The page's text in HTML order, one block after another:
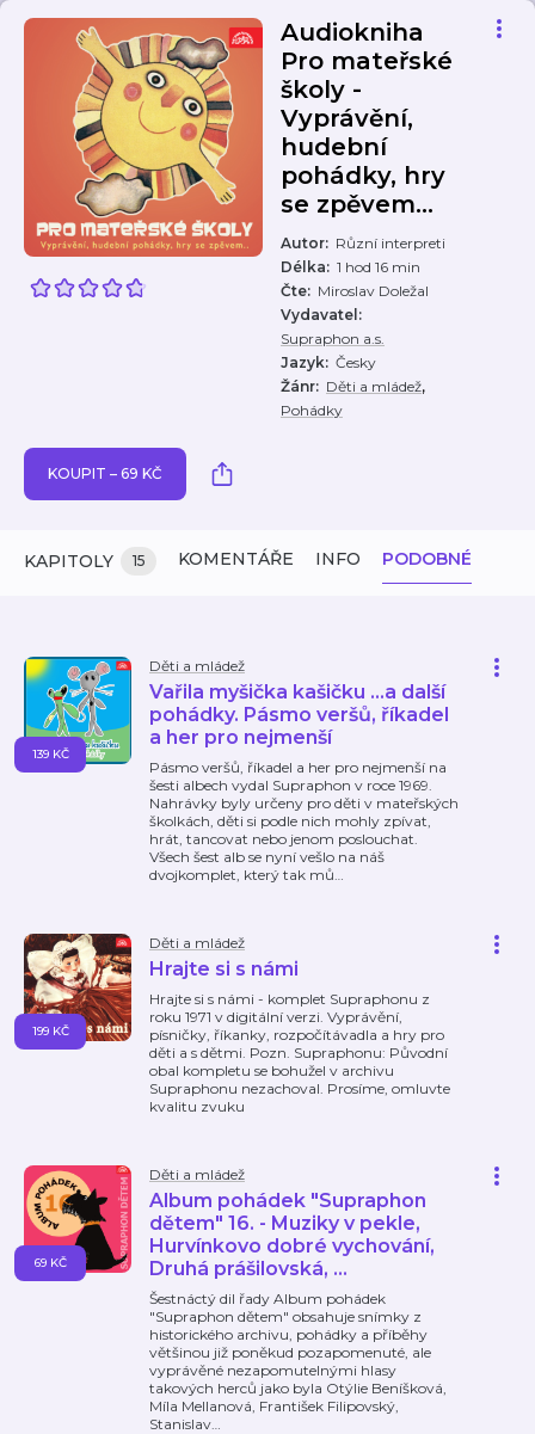
Audiokniha
Pro mateřské
školy -
Vyprávění,
hudební
pohádky, hry
se zpěvem...
Autor: Různí interpreti
Délka: 1 hod 16 min
Čte: Miroslav Doležal
Vydavatel :
Supraphon a.s.
Jazyk: Česky
Žánr: Děti a mládež,
Pohádky
KOUPIT – 69 KČ
KAPITOLY 15 KOMENTÁŘE INFO PODOBNÉ
Děti a mládež
Vařila myšička kašičku ...a další
pohádky. Pásmo veršů, říkadel
a her pro nejmenší
Pásmo veršů, říkadel a her pro nejmenší na
šesti albech vydal Supraphon v roce 1969.
Nahrávky byly určeny pro děti v mateřských
školkách, děti si podle nich mohly zpívat,
hrát, tancovat nebo jenom poslouchat.
Všech šest alb se nyní vešlo na náš
dvojkomplet, který tak mů…
139 KČ
Děti a mládež
Hrajte si s námi
Hrajte si s námi - komplet Supraphonu z
roku 1971 v digitální verzi. Vyprávění,
písničky, říkanky, rozpočítávadla a hry pro
děti a s dětmi. Pozn. Supraphonu: Původní
obal kompletu se bohužel v archivu
Supraphonu nezachoval. Prosíme, omluvte
kvalitu zvuku
199 KČ
Děti a mládež
Album pohádek "Supraphon
dětem" 16. - Muziky v pekle,
Hurvínkovo dobré vychování,
Druhá prášilovská, ...
Šestnáctý dil řady Album pohádek
"Supraphon dětem" obsahuje snímky z
historického archivu, pohádky a příběhy
většinou již poněkud pozapomenuté, ale
vyprávěné nezapomutelnými hlasy
takových herců jako byla Otýlie Beníšková,
Míla Mellanová, František Filipovský,
Stanislav…
69 KČ